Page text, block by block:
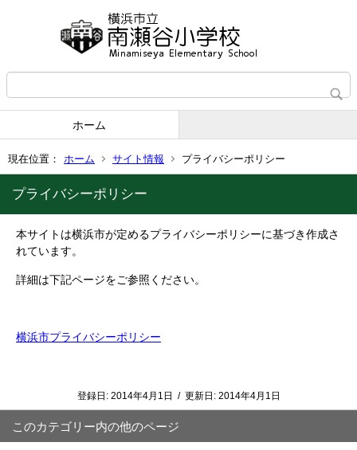
ホーム
現在位置： ホーム サイト情報 プライバシーポリシー
プライバシーポリシー
本サイトは横浜市が定めるプライバシーポリシーに基づき作成さ
れています。
詳細は下記ページをご参照ください。
横浜市プライバシーポリシー
登録日: 2014年4月1日 / 更新日: 2014年4月1日
このカテゴリー内の他のページ